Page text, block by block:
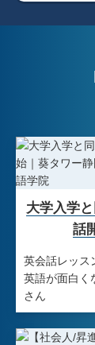
大学入学
話
英会話レッス
英語が面白く
さん